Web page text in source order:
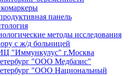
панель
методы исследования
с ж/д больницей
"Иммункулус" г.Москва
"ООО Медбазис"
"ООО Национальный